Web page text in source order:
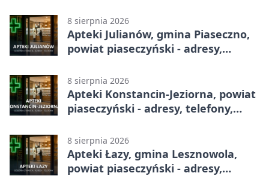
8 sierpnia 2026
Apteki Julianów, gmina Piaseczno,
powiat piaseczyński - adresy,
8 sierpnia 2026
Apteki Konstancin-Jeziorna, powiat
piaseczyński - adresy, telefony,
8 sierpnia 2026
Apteki Łazy, gmina Lesznowola,
powiat piaseczyński - adresy,